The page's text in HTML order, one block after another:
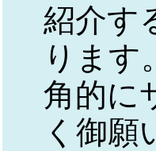
紹介す
りま
角的に
く御願